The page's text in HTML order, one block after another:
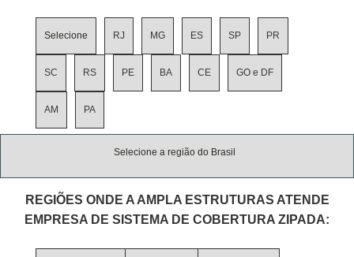
Selecione RJ MG ES SP PR
SC RS PE BA CE GO e DF
AM PA
Selecione a região do Brasil
REGIÕES ONDE A AMPLA ESTRUTURAS ATENDE
EMPRESA DE SISTEMA DE COBERTURA ZIPADA: